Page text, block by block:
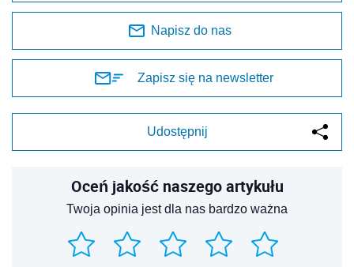
Napisz do nas
Zapisz się na newsletter
Udostępnij
Oceń jakość naszego artykułu
Twoja opinia jest dla nas bardzo ważna